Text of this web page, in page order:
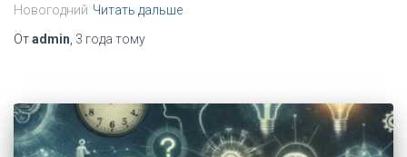
Новогодний Читать дальше
Отadmin 3 года тому